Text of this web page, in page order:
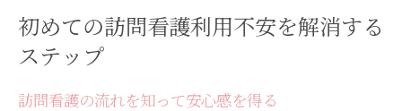
訪問看護を利用する家族のサポート法
訪問看護の基本手順自宅療養を支える重要ポイ
ント
訪問看護サービスの基本的なフローを理解
初めての訪問看護利用不安を解消する
ステップ
訪問看護の流れを知って安心感を得る